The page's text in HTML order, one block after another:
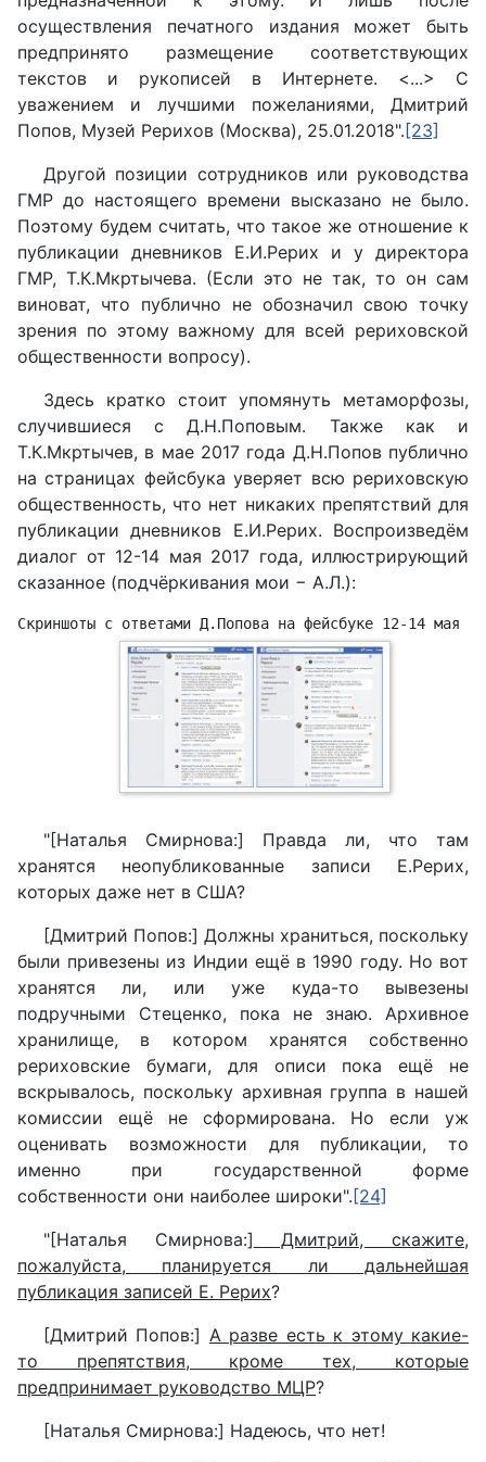
осуществления печатного издания может быть
предпринято размещение соответствующих
текстов и рукописей в Интернете. <...> С
уважением и лучшими пожеланиями, Дмитрий
Попов, Музей Рерихов (Москва), 25.01.2018".[23]
Другой позиции сотрудников или руководства
ГМР до настоящего времени высказано не было.
Поэтому будем считать, что такое же отношение к
публикации дневников Е.И.Рерих и у директора
ГМР, Т.К.Мкртычева. (Если это не так, то он сам
виноват, что публично не обозначил свою точку
зрения по этому важному для всей рериховской
общественности вопросу).
Здесь кратко стоит упомянуть метаморфозы,
случившиеся с Д.Н.Поповым. Также как и
Т.К.Мкртычев, в мае 2017 года Д.Н.Попов публично
на страницах фейсбука уверяет всю рериховскую
общественность, что нет никаких препятствий для
публикации дневников Е.И.Рерих. Воспроизведём
диалог от 12-14 мая 2017 года, иллюстрирующий
сказанное (подчёркивания мои − А.Л.):
Скриншоты с ответами Д.Попова на фейсбуке 12-14 мая
"[Наталья Смирнова:] Правда ли, что там
хранятся неопубликованные записи Е.Рерих,
которых даже нет в США?
[Дмитрий Попов:] Должны храниться, поскольку
были привезены из Индии ещё в 1990 году. Но вот
хранятся ли, или уже куда-то вывезены
подручными Стеценко, пока не знаю. Архивное
хранилище, в котором хранятся собственно
рериховские бумаги, для описи пока ещё не
вскрывалось, поскольку архивная группа в нашей
комиссии ещё не сформирована. Но если уж
оценивать возможности для публикации, то
именно при государственной форме
собственности они наиболее широки". [24]
"[Наталья Смирнова:] Дмитрий, скажите,
пожалуйста, планируется ли дальнейшая
публикация записей Е. Рерих?
[Дмитрий Попов:] А разве есть к этому какие-
то препятствия, кроме тех, которые
предпринимает руководство МЦР?
[Наталья Смирнова:] Надеюсь, что нет!